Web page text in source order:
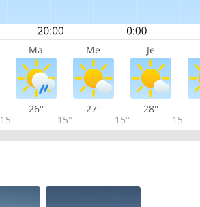
Ma Me Je
15°
26°
15°
27°
15°
28°
15°